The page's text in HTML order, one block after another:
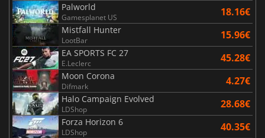
Palworld
Gamesplanet US 18.16€
Mistfall Hunter
LootBar 15.96€
EA SPORTS FC 27
E.Leclerc 45.28€
Moon Corona
Difmark 4.27€
Halo Campaign Evolved
LDShop 28.68€
Forza Horizon 6
LDShop 40.35€